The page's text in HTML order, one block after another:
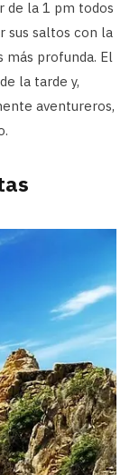
de la 1 pm todos
sus saltos con la
más profunda. El
la tarde y,
aventureros,